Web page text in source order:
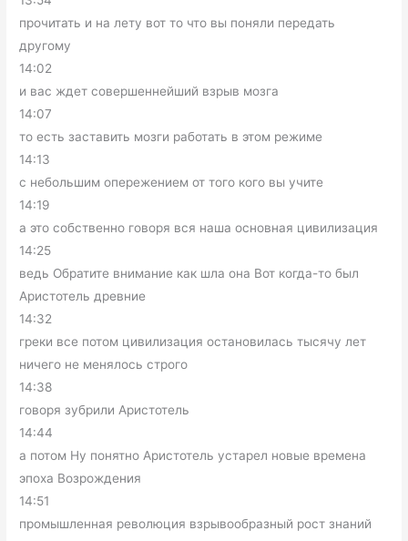
прочитать и на лету вот то что вы поняли передать
другому
14:02
и вас ждет совершеннейший взрыв мозга
14:07
то есть заставить мозги работать в этом режиме
14:13
с небольшим опережением от того кого вы учите
14:19
а это собственно говоря вся наша основная цивилизация
14:25
ведь Обратите внимание как шла она Вот когда-то был
Аристотель древние
14:32
греки все потом цивилизация остановилась тысячу лет
ничего не менялось строго
14:38
говоря зубрили Аристотель
14:44
а потом Ну понятно Аристотель устарел новые времена
эпоха Возрождения
14:51
промышленная революция взрывообразный рост знаний